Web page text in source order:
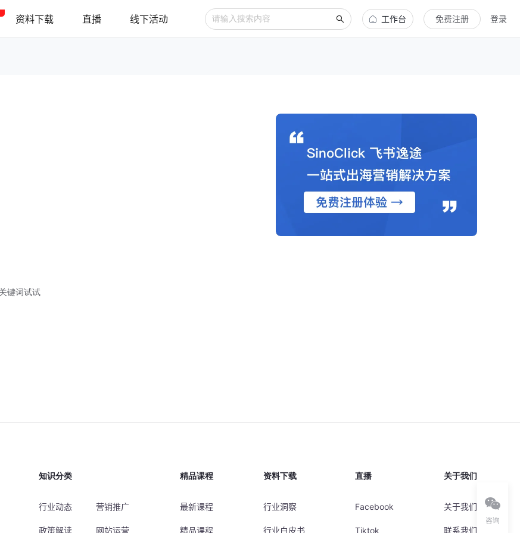
资料下载 直播 线下活动 工作台 免费注册 登录
咨询
键词试试
知识分类
行业动态 营销推广
政策解读 网站运营
精品课程
最新课程
精品课程
资料下载
行业洞察
行业白皮书
直播
Facebook
Tiktok
关于我们
关于我们
联系我们